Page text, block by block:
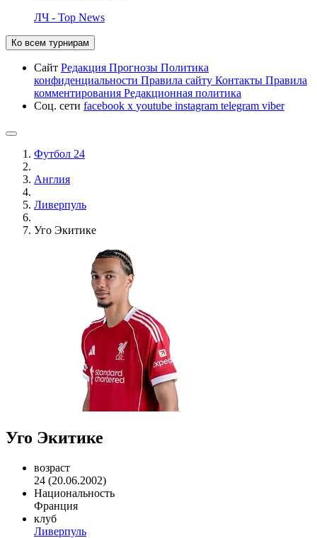
ЛЧ - Top News
Ко всем турнирам
Сайт Редакция Прогнозы Политика
конфиденциальности Правила сайту Контакты Правила
комментирования Редакционная политика
Соц. сети facebook x youtube instagram telegram viber
Футбол 24
Англия
Ливерпуль
Уго Экитике
Уго Экитике
возраст
24 (20.06.2002)
Национальность
Франция
клуб
Ливерпуль